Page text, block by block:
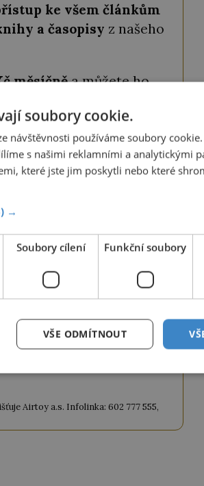
ke všem článkům
a časopisy z našeho
měsíčněa můžete ho
můžete si vybrat roční
zdarma .
ČLÁNEK
můžete tak také učinit
kód, který opíšete do
jej odemknete.
číslo903 33 20.
Airtoy a.s. Infolinka: 602 777 555,
soubory cookie.
návštěvnosti používáme soubory
s našimi reklamními a analytickými
které jste jim poskytli nebo které
→
Soubory cílení Funkční soubory
VŠE ODMÍTNOUT